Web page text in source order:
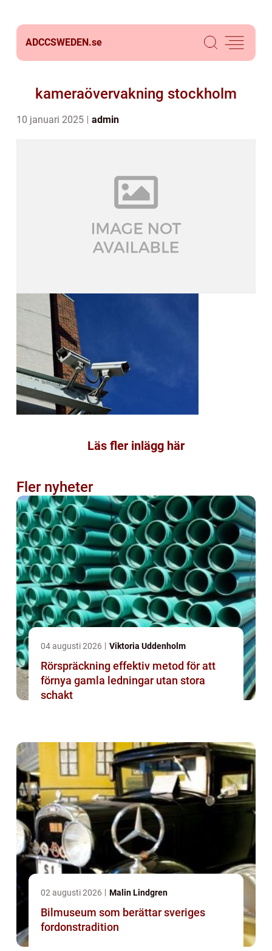
ADCCSWEDEN.se
kameraövervakning stockholm
10 januari 2025 admin
Läs fler inlägg här
Fler nyheter
04 augusti 2026 Viktoria Uddenholm
Rörspräckning effektiv metod för att
förnya gamla ledningar utan stora
schakt
02 augusti 2026 Malin Lindgren
Bilmuseum som berättar sveriges
fordonstradition